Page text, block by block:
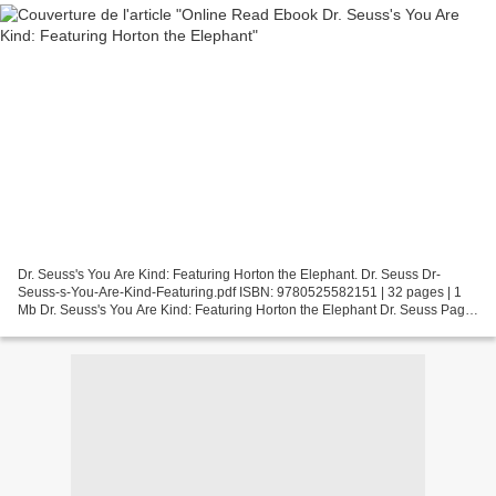
Dr. Seuss's You Are Kind: Featuring Horton the Elephant. Dr. Seuss Dr-
Seuss-s-You-Are-Kind-Featuring.pdf ISBN: 9780525582151 | 32 pages | 1
Mb Dr. Seuss's You Are Kind: Featuring Horton the Elephant Dr. Seuss Page: